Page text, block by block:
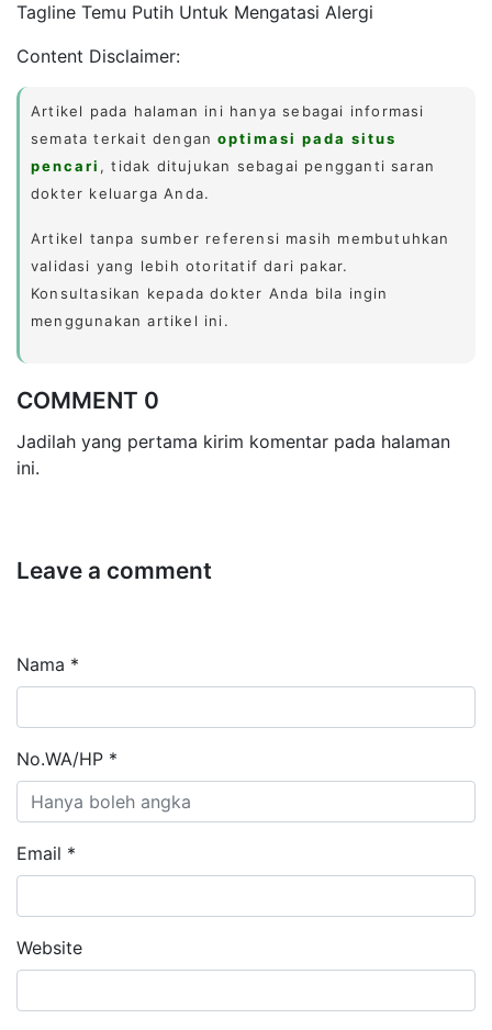
Tagline Temu Putih Untuk Mengatasi Alergi
Content Disclaimer:
Artikel pada halaman ini hanya sebagai informasi
semata terkait denganoptimasi pada situs
pencari , tidak ditujukan sebagai pengganti saran
dokter keluarga Anda.
Artikel tanpa sumber referensi masih membutuhkan
validasi yang lebih otoritatif dari pakar.
Konsultasikan kepada dokter Anda bila ingin
menggunakan artikel ini.
COMMENT 0
Jadilah yang pertama kirim komentar pada halaman
ini.
Leave a comment
Nama *
No.WA/HP *
Email *
Website